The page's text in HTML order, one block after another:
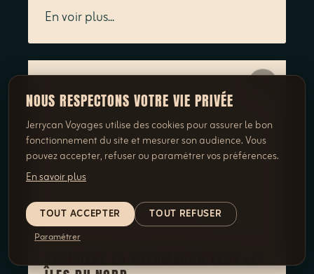
NOUS RESPECTONS VOTRE VIE PRIVÉE
Jerrycan Voyages utilise des cookies pour assurer le bon
fonctionnement du site et mesurer son audience. Vous
pouvez accepter, refuser ou paramétrer vos préférences.
En savoir plus
TOUT ACCEPTER TOUT REFUSER
Paramétrer
En voir plus...
Journée Complète 130.00 CHF